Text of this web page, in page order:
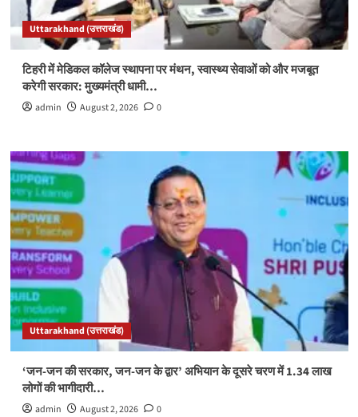
Uttarakhand (उत्तराखंड)
टिहरी में मेडिकल कॉलेज स्थापना पर मंथन, स्वास्थ्य सेवाओं को और मजबूत
करेगी सरकार: मुख्यमंत्री धामी…
admin August 2, 2026 0
Uttarakhand (उत्तराखंड)
‘जन-जन की सरकार, जन-जन के द्वार’ अभियान के दूसरे चरण में 1.34 लाख
लोगों की भागीदारी…
admin August 2, 2026 0